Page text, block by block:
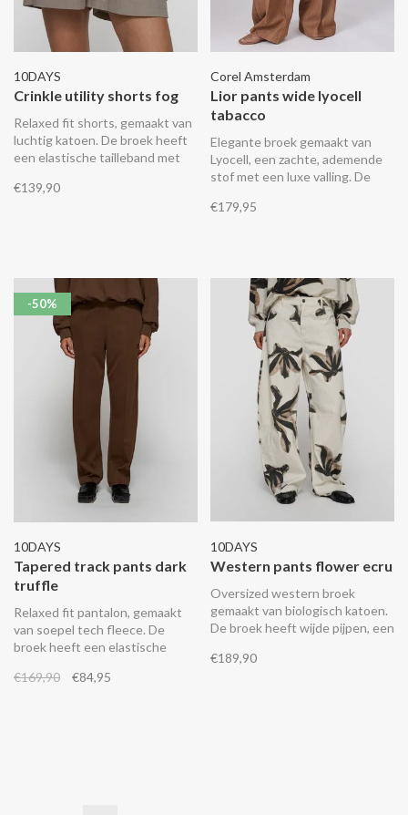
10DAYS
Crinkle utility shorts fog
Relaxed fit shorts, gemaakt van
luchtig katoen. De broek heeft
een elastische tailleband met
de voorkant en een geborduurd
€139,90
Corel Amsterdam
Lior pants wide lyocell
tabacco
Elegante broek gemaakt van
Lyocell, een zachte, ademende
stof met een luxe valling. De
taille met een gladde tailleband
en paspelzakken met knoop
€179,95
-50%
10DAYS
Tapered track pants dark
truffle
Relaxed fit pantalon, gemaakt
van soepel tech fleece. De
broek heeft een elastische
steekzakken, fijne pintuck-
€169,90 €84,95
10DAYS
Western pants flower ecru
Oversized western broek
gemaakt van biologisch katoen.
De broek heeft wijde pijpen, een
achterkant en een knoop- en
€189,90